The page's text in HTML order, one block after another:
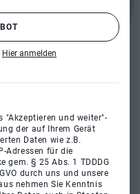
Hier anmelden
"Akzeptieren und weiter"-
der auf Ihrem Gerät
Daten wie z.B.
Adressen für die
gem. § 25 Abs. 1 TDDDG
durch uns und unsere
nehmen Sie Kenntnis